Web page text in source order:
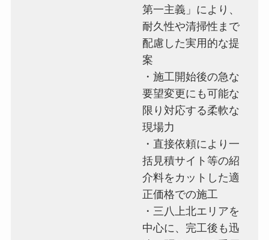
第一主義」により、
耐久性や清掃性まで
配慮した実用的な提
案
・施工開始後の急な
要望変更にも可能な
限り対応する柔軟な
現場力
・直接依頼により一
括見積サイト等の紹
介料をカットした適
正価格での施工
・三八上北エリアを
中心に、完工後も迅